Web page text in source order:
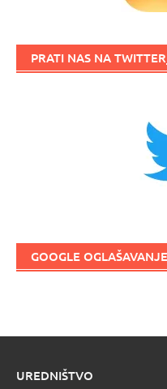
PRATI NAS NA
GOOGLE OGLAŠAVANJE
UREDNIŠTVO